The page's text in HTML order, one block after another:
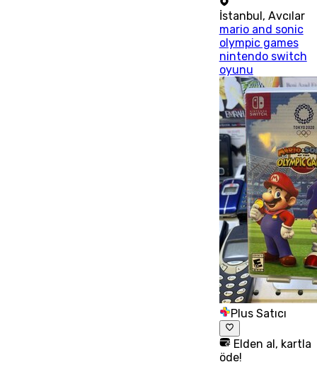
İstanbul , Avcılar
mario and sonic
olympic games
nintendo switch
oyunu
Plus Satıcı
Elden al, kartla
öde!